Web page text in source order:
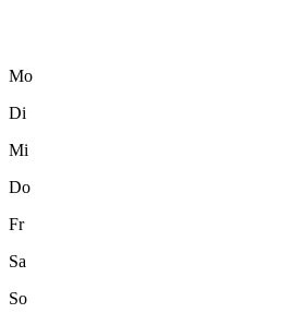
Mo
Di
Mi
Do
Fr
Sa
So